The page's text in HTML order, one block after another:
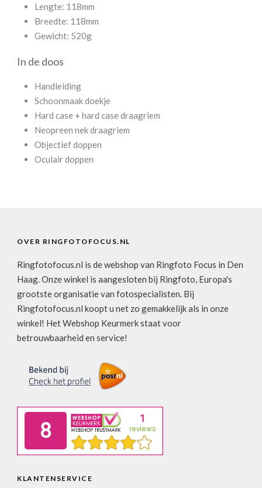
Lengte: 118mm
Breedte: 118mm
Gewicht: 520g
In de doos
Handleiding
Schoonmaak doekje
Hard case + hard case draagriem
Neopreen nek draagriem
Objectief doppen
Oculair doppen
OVER RINGFOTOFOCUS.NL
Ringfotofocus.nl is de webshop van Ringfoto Focus in Den
Haag. Onze winkel is aangesloten bij Ringfoto, Europa's
grootste organisatie van fotospecialisten. Bij
Ringfotofocus.nl koopt u net zo gemakkelijk als in onze
winkel! Het Webshop Keurmerk staat voor
betrouwbaarheid en service!
KLANTENSERVICE